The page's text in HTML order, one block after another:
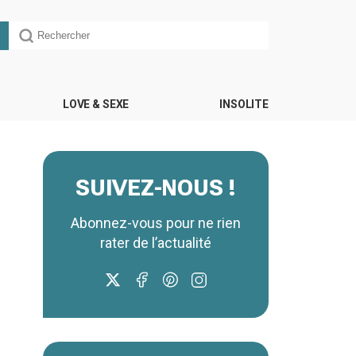
LOVE & SEXE INSOLITE
SUIVEZ-NOUS !
Abonnez-vous pour ne rien
rater de l’actualité